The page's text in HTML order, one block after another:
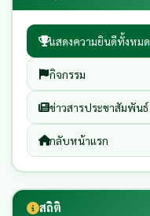
แสดงความยินดีทั้งหมด
กิจกรรม
ข่าวสารประชาสัมพันธ์
กลับหน้าแรก
สถิติ